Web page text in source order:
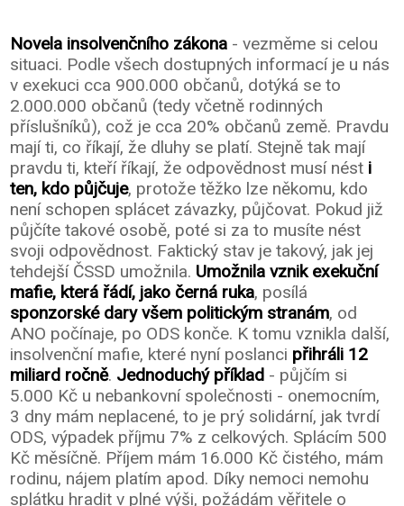
Novela insolvenčního zákona - vezměme si celou
situaci. Podle všech dostupných informací je u nás
v exekuci cca 900.000 občanů, dotýká se to
2.000.000 občanů (tedy včetně rodinných
příslušníků), což je cca 20% občanů země. Pravdu
mají ti, co říkají, že dluhy se platí. Stejně tak mají
pravdu ti, kteří říkají, že odpovědnost musí nést i
ten, kdo půjčuje, protože těžko lze někomu, kdo
není schopen splácet závazky, půjčovat. Pokud již
půjčíte takové osobě, poté si za to musíte nést
svoji odpovědnost. Faktický stav je takový, jak jej
tehdejší ČSSD umožnila. Umožnila vznik exekuční
mafie, která řádí, jako černá ruka, posílá
sponzorské dary všem politickým stranám, od
ANO počínaje, po ODS konče. K tomu vznikla další,
insolvenční mafie, které nyní poslanci přihráli 12
miliard ročně. Jednoduchý příklad - půjčím si
5.000 Kč u nebankovní společnosti - onemocním,
3 dny mám neplacené, to je prý solidární, jak tvrdí
ODS, výpadek příjmu 7% z celkových. Splácím 500
Kč měsíčně. Příjem mám 16.000 Kč čistého, mám
rodinu, nájem platím apod. Díky nemoci nemohu
splátku hradit v plné výši, požádám věřitele o